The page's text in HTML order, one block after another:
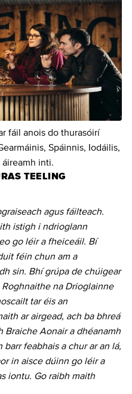
fáil anois do thurasóirí
Spáinnis, Iodáilis,
áireamh inti.
TEELING
agus fáilteach.
istigh i ndrioglann
go léir a fheiceáil. Bí
féin chun am a
sin. Bhí grúpa de chúigear
na Drioglainne
tar éis an
ar airgead, ach ba bhreá
Braiche Aonair a dhéanamh
barr feabhais a chur ar an lá,
in aisce dúinn go léir a
iontu. Go raibh maith